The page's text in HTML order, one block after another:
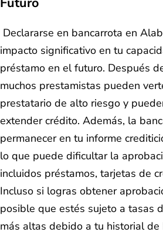
Declararse en bancarrota en
impacto significativo en tu
préstamo en el futuro. Después
muchos prestamistas pueden
prestatario de alto riesgo y
extender crédito. Además, la
permanecer en tu informe
lo que puede dificultar la
incluidos préstamos, tarjetas de
Incluso si logras obtener
posible que estés sujeto a tasas
más altas debido a tu historial de